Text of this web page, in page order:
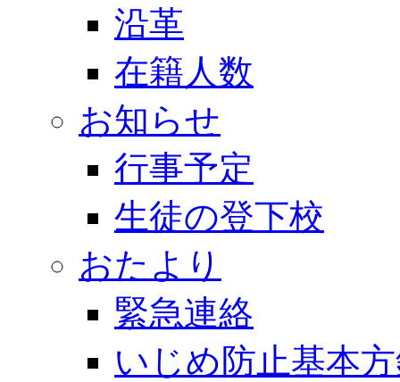
沿革
在籍人数
お知らせ
行事予定
生徒の登下校
おたより
緊急連絡
いじめ防止基本